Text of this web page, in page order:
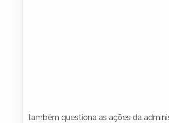
também questiona as ações da